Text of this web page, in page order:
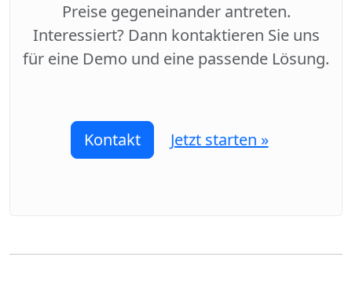
Preise gegeneinander antreten.
Interessiert? Dann kontaktieren Sie uns
für eine Demo und eine passende Lösung.
Kontakt Jetzt starten »